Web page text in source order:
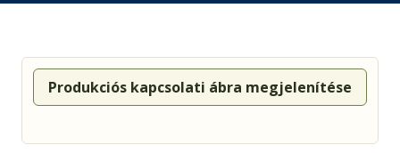
Produkciós kapcsolati ábra megjelenítése